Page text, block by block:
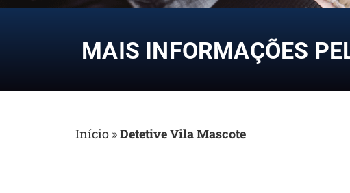
MAIS INFORMAÇÕES
Início »Detetive Vila Mascote